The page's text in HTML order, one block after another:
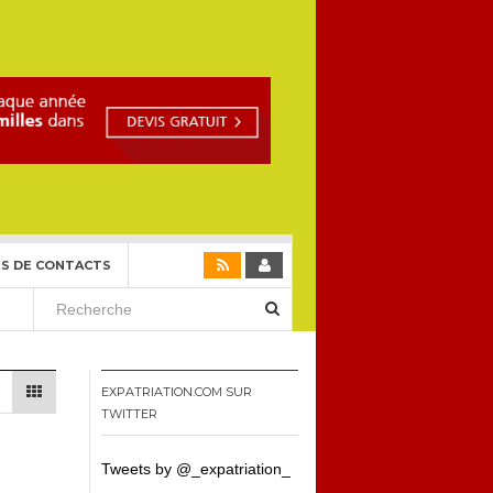
DE CONTACTS
EXPATRIATION.COM SUR
TWITTER
Tweets by @_expatriation_